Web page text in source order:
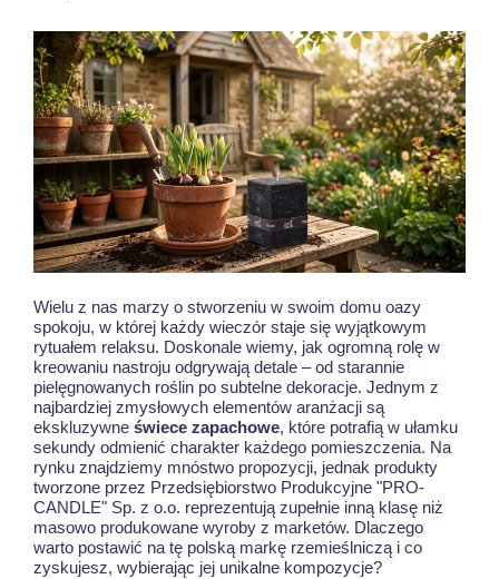
Wielu z nas marzy o stworzeniu w swoim domu oazy
spokoju, w której każdy wieczór staje się wyjątkowym
rytuałem relaksu. Doskonale wiemy, jak ogromną rolę w
kreowaniu nastroju odgrywają detale – od starannie
pielęgnowanych roślin po subtelne dekoracje. Jednym z
najbardziej zmysłowych elementów aranżacji są
ekskluzywne świece zapachowe, które potrafią w ułamku
sekundy odmienić charakter każdego pomieszczenia. Na
rynku znajdziemy mnóstwo propozycji, jednak produkty
tworzone przez Przedsiębiorstwo Produkcyjne "PRO-
CANDLE" Sp. z o.o. reprezentują zupełnie inną klasę niż
masowo produkowane wyroby z marketów. Dlaczego
warto postawić na tę polską markę rzemieślniczą i co
zyskujesz, wybierając jej unikalne kompozycje?